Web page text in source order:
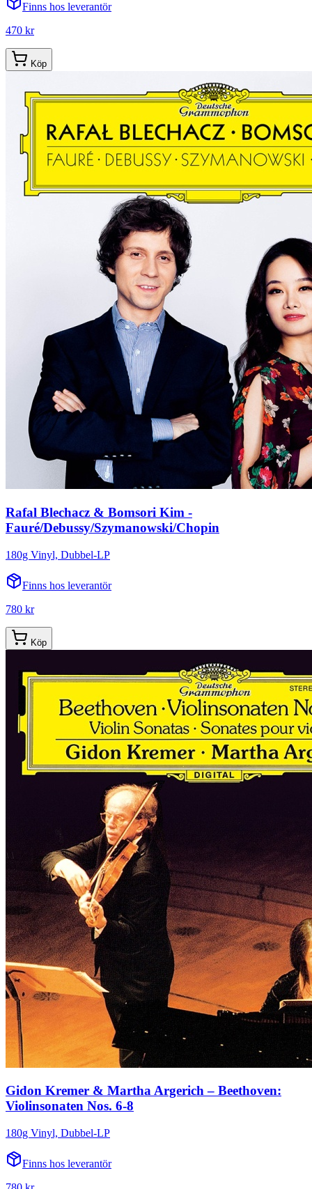
Finns hos leverantör
470 kr
Köp
Rafal Blechacz & Bomsori Kim -
Fauré/Debussy/Szymanowski/Chopin
180g Vinyl, Dubbel-LP
Finns hos leverantör
780 kr
Köp
Gidon Kremer & Martha Argerich – Beethoven:
Violinsonaten Nos. 6-8
180g Vinyl, Dubbel-LP
Finns hos leverantör